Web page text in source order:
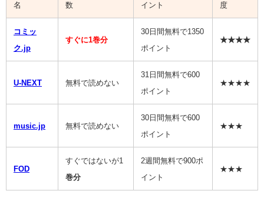
名 数 イント 度
コミッ
ク.jp
すぐに1巻分
30日間無料で1350
ポイント
★★★★
U-NEXT 無料で読めない
31日間無料で600
ポイント
★★★★
music.jp 無料で読めない
30日間無料で600
ポイント
★★★
FOD
すぐではないが1
巻分
2週間無料で900ポ
イント
★★★